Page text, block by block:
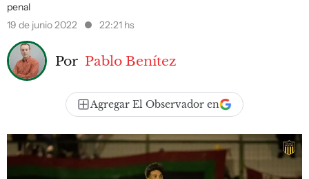
penal
19 de junio 2022
22:21 hs
Por Pablo Benítez
Agregar El Observador en